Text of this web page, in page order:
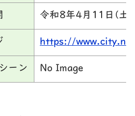
令和8年4月11日(土)
https://
ーン No Image